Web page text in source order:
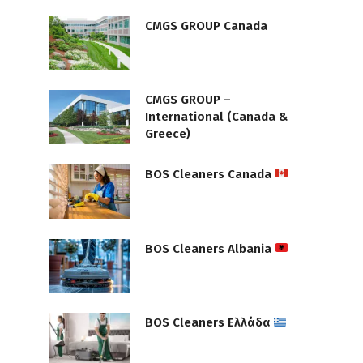
CMGS GROUP Canada
CMGS GROUP –
International (Canada &
Greece)
BOS Cleaners Canada
BOS Cleaners Albania
BOS Cleaners Ελλάδα